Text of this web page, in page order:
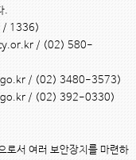
.
/ 1336)
/ (02) 580-
/ (02) 3480-3573)
/ (02) 392-0330)